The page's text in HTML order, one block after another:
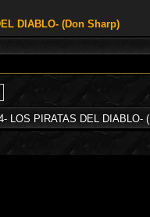
DIABLO- (Don Sharp)
LOS PIRATAS DEL